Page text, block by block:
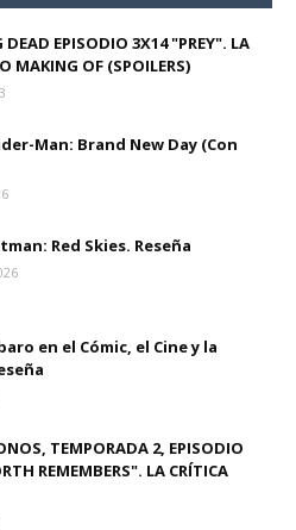
DEAD EPISODIO 3X14 "PREY". LA
MAKING OF (SPOILERS)
Man: Brand New Day (Con
Red Skies. Reseña
en el Cómic, el Cine y la
TEMPORADA 2, EPISODIO
REMEMBERS". LA CRÍTICA